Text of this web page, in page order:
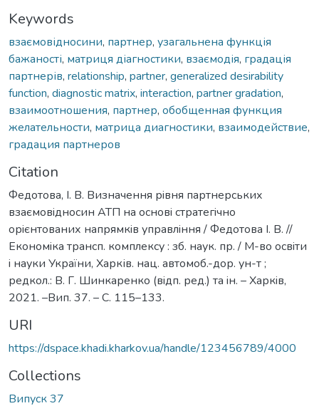
Keywords
взаємовідносини, партнер, узагальнена функція
бажаності, матриця діагностики, взаємодія, градація
партнерів, relationship, partner, generalized desirability
function, diagnostic matrix, interaction, partner gradation,
взаимоотношения, партнер, обобщенная функция
желательности, матрица диагностики, взаимодействие,
градация партнеров
Citation
Федотова, I. В. Визначення рiвня партнерських
взаємовiдносин АТП на основi стратегiчно
орiєнтованих напрямкiв управлiння / Федотова I. В. //
Економiка трансп. комплексу : зб. наук. пр. / М-во освiти
i науки України, Харків. нац. автомоб.-дор. ун-т ;
редкол.: В. Г. Шинкаренко (вiдп. ред.) та iн. – Харкiв,
2021. –Вип. 37. – С. 115–133.
URI
https://dspace.khadi.kharkov.ua/handle/123456789/4000
Collections
Випуск 37